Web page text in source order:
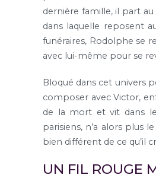
dernière famille, il part
dans laquelle reposent
funéraires, Rodolphe se
avec lui-même pour se
Bloqué dans cet univers
composer avec Victor,
de la mort et vit dans
parisiens, n’a alors plus
bien différent de ce qu’il
UN FIL ROUGE